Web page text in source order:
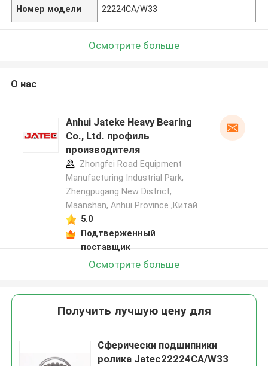
Номер модели 22224CA/W33
Осмотрите больше
О нас
Anhui Jateke Heavy Bearing
Co., Ltd. профиль
производителя
Zhongfei Road Equipment
Manufacturing Industrial Park,
Zhengpugang New District,
Maanshan, Anhui Province ,Китай
5.0
Подтверженный
поставщик
Осмотрите больше
Получить лучшую цену для
Сферически подшипники
ролика Jatec22224CA/W33